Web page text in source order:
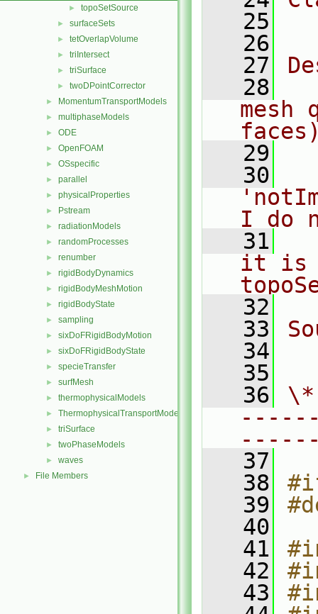
► topoSetSource
► surfaceSets
► tetOverlapVolume
► triIntersect
► triSurface
► twoDPointCorrector
► MomentumTransportModels
► multiphaseModels
► ODE
► OpenFOAM
► OSspecific
► parallel
► physicalProperties
► Pstream
► radiationModels
► randomProcesses
► renumber
► rigidBodyDynamics
► rigidBodyMeshMotion
► rigidBodyState
► sampling
► sixDoFRigidBodyMotion
► sixDoFRigidBodyState
► specieTransfer
► surfMesh
► thermophysicalModels
► ThermophysicalTransportModels
► triSurface
► twoPhaseModels
► waves
► File Members
   25
   26
   27
   28
   29
   30
I do
   31
it is
   32
   33
   34
   35
   36
   37
   38
   39
   40
   41
   42
   43